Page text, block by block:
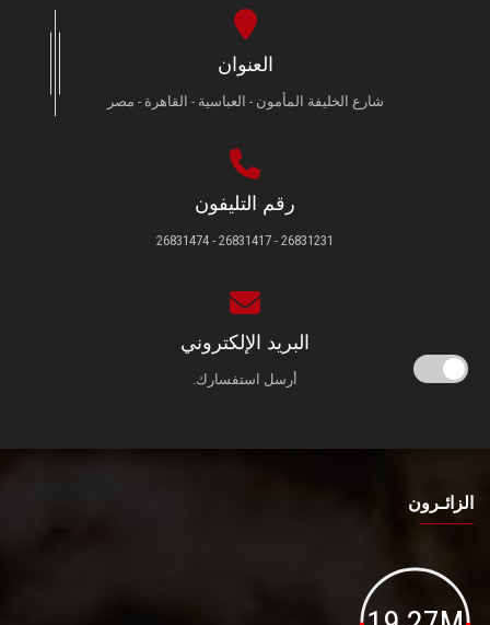
العنوان
شارع الخليفة المأمون - العباسية - القاهرة - مصر
رقم التليفون
26831231 - 26831417 - 26831474
البريد الإلكتروني
أرسل استفسارك.
الزائـرون